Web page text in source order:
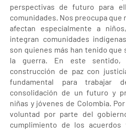
perspectivas de futuro para
comunidades. Nos preocupa que
afectan especialmente a
integran comunidades
son quienes más han tenido
la guerra. En este sentido,
construcción de paz con
fundamental para trabajar
consolidación de un futuro y
niñas y jóvenes de Colombia.
voluntad por parte del
cumplimiento de los